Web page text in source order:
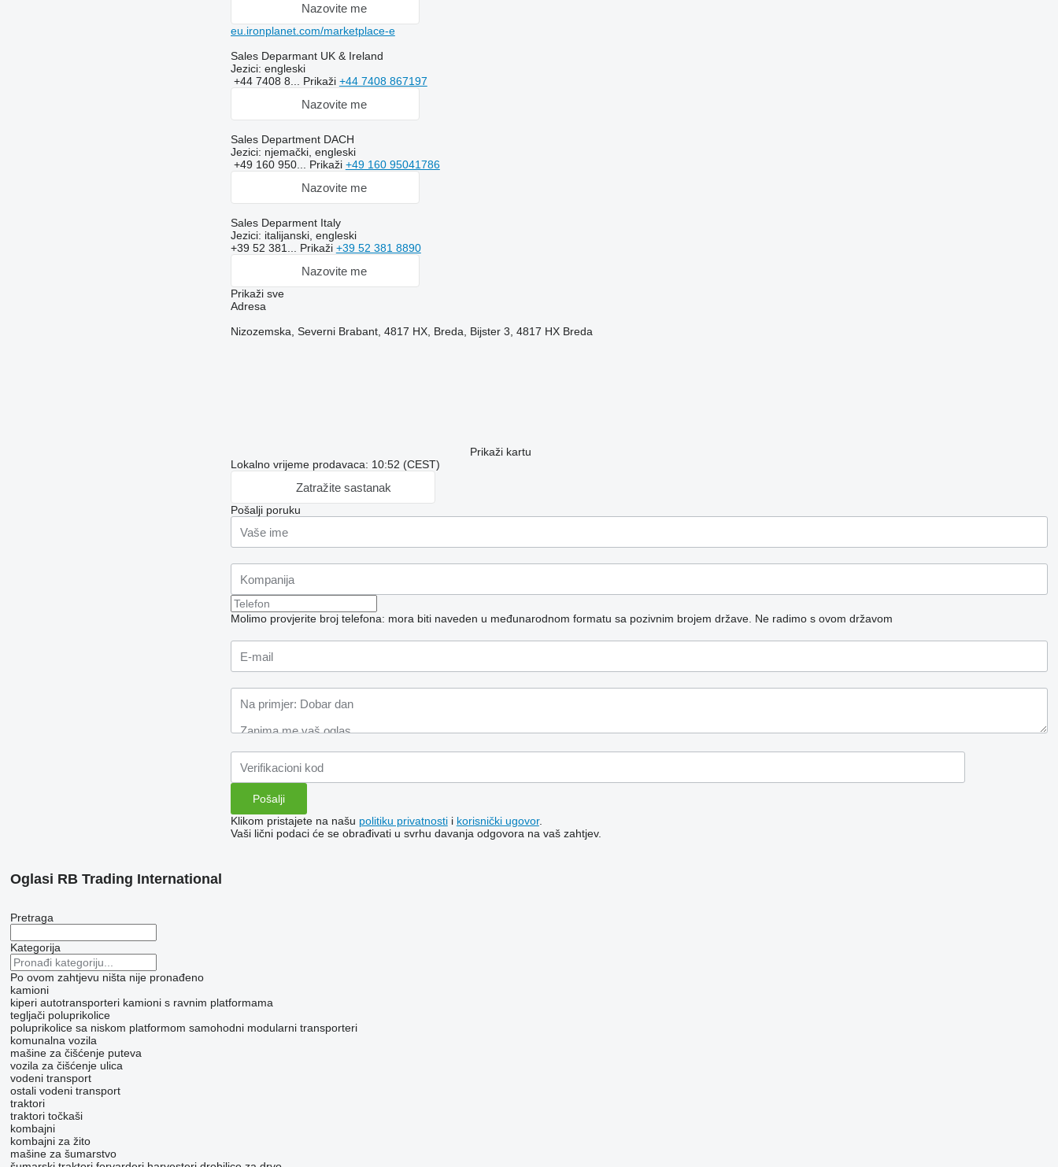
Nazovite me
eu.ironplanet.com/marketplace-e
Sales Deparmant UK & Ireland
Jezici: engleski
+44 7408 8... Prikaži +44 7408 867197
Nazovite me
Sales Department DACH
Jezici: njemački, engleski
+49 160 950... Prikaži +49 160 95041786
Nazovite me
Sales Deparment Italy
Jezici: italijanski, engleski
+39 52 381... Prikaži +39 52 381 8890
Nazovite me
Prikaži sve
Adresa
Nizozemska, Severni Brabant, 4817 HX, Breda, Bijster 3, 4817 HX Breda
Prikaži kartu
Lokalno vrijeme prodavaca: 10:52 (CEST)
Zatražite sastanak
Pošalji poruku
Molimo provjerite broj telefona: mora biti naveden u međunarodnom formatu sa pozivnim brojem države. Ne radimo s ovom državom
Klikom pristajete na našu politiku privatnostii korisnički ugovor.
Vaši lični podaci će se obrađivati ​​u svrhu davanja odgovora na vaš zahtjev.
Oglasi RB Trading International
Pretraga
Kategorija
Po ovom zahtjevu ništa nije pronađeno
kamioni
kiperi autotransporteri kamioni s ravnim platformama
tegljači poluprikolice
poluprikolice sa niskom platformom samohodni modularni transporteri
komunalna vozila
mašine za čišćenje puteva
vozila za čišćenje ulica
vodeni transport
ostali vodeni transport
traktori
traktori točkaši
kombajni
kombajni za žito
mašine za šumarstvo